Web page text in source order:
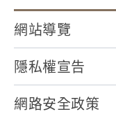
網站導覽
隱私權宣告
網路安全政策